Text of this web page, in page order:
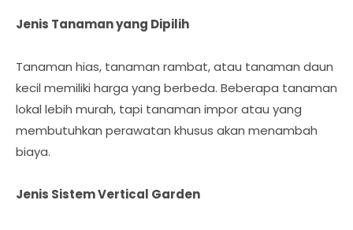
Jenis Tanaman yang Dipilih
Tanaman hias, tanaman rambat, atau tanaman daun
kecil memiliki harga yang berbeda. Beberapa tanaman
lokal lebih murah, tapi tanaman impor atau yang
membutuhkan perawatan khusus akan menambah
biaya.
Jenis Sistem Vertical Garden